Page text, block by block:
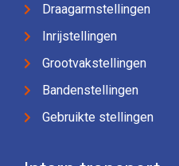
Draagarmstellingen
Inrijstellingen
Grootvakstellingen
Bandenstellingen
Gebruikte stellingen